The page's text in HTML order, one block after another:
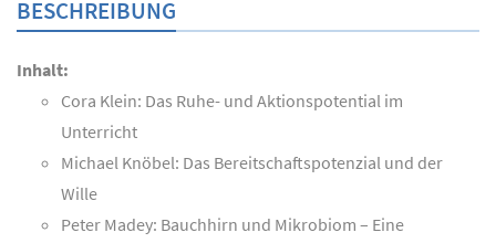
BESCHREIBUNG
Inhalt:
Cora Klein: Das Ruhe- und Aktionspotential im
Unterricht
Michael Knöbel: Das Bereitschaftspotenzial und der
Wille
Peter Madey: Bauchhirn und Mikrobiom – Eine